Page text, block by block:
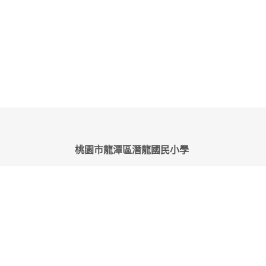
桃園市龍潭區潛龍國民小學